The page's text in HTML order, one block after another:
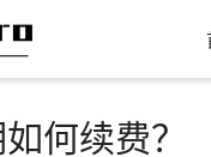
何续费？